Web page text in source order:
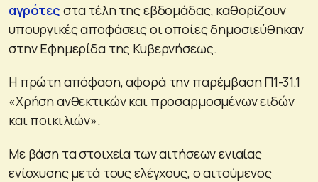
αγρότες στα τέλη της εβδομάδας, καθορίζουν
υπουργικές αποφάσεις οι οποίες δημοσιεύθηκαν
στην Εφημερίδα της Κυβερνήσεως.
Η πρώτη απόφαση, αφορά την παρέμβαση Π1-31.1
«Χρήση ανθεκτικών και προσαρμοσμένων ειδών
και ποικιλιών».
Με βάση τα στοιχεία των αιτήσεων ενιαίας
ενίσχυσης μετά τους ελέγχους, ο αιτούμενος